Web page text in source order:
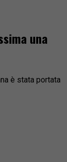
una
è stata portata